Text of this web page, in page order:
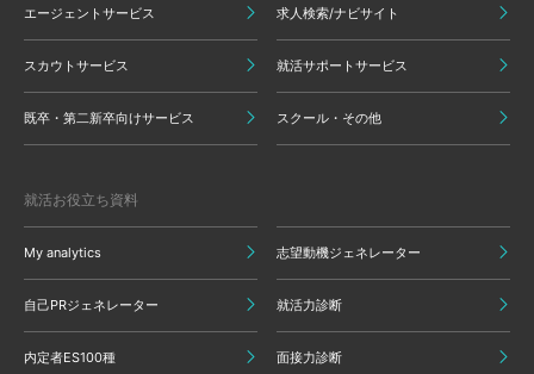
エージェントサービス 求人検索/ナビサイト
スカウトサービス 就活サポートサービス
既卒・第二新卒向けサービス スクール・その他
就活お役立ち資料
My analytics 志望動機ジェネレーター
自己PRジェネレーター 就活力診断
内定者ES100種 面接力診断